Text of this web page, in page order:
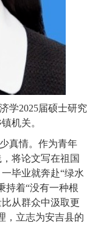
学2025届硕士研究
机关。
真情。作为青年
将论文写在祖国
毕业就奔赴“绿水
持着“没有一种根
从群众中汲取更
，立志为安吉县的